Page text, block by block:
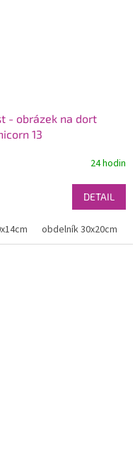
- obrázek na dort
13
24 hodin
DETAIL
obdelník 30x20cm